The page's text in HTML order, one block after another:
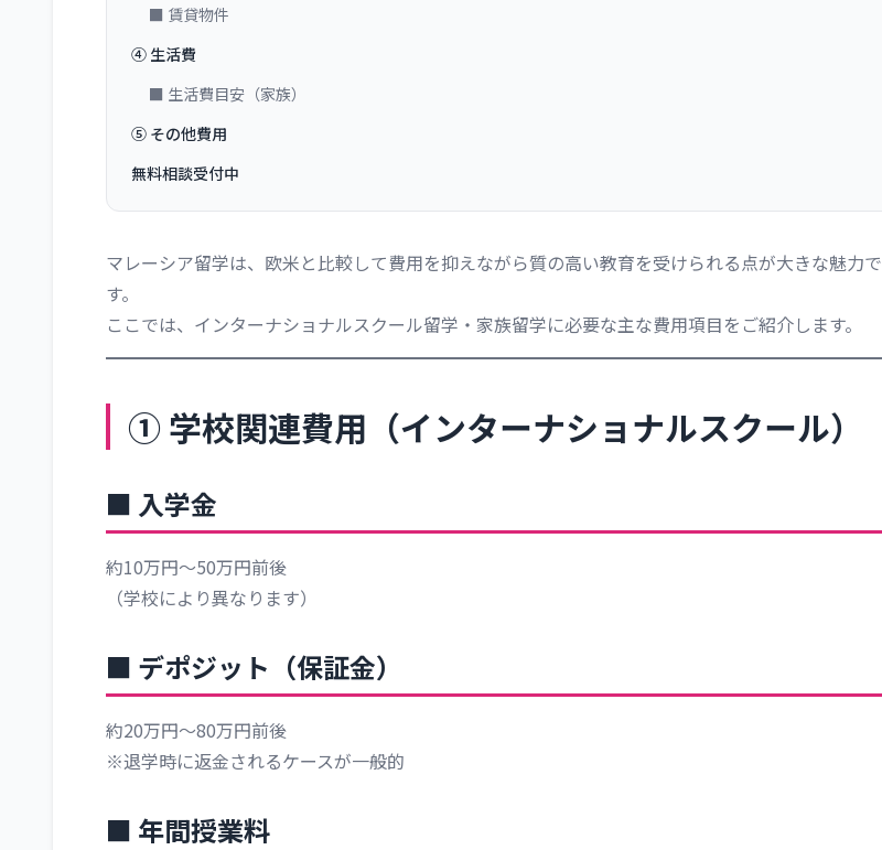
■ 賃貸物件
④ 生活費
■ 生活費目安（家族）
⑤ その他費用
無料相談受付中
マレーシア留学は、欧米と比較して費用を抑えながら質の高い教育を受けられる点が大きな魅力で
す。
ここでは、インターナショナルスクール留学・家族留学に必要な主な費用項目をご紹介します。
① 学校関連費用（インターナショナルスクール）
■ 入学金
約10万円～50万円前後
（学校により異なります）
■ デポジット（保証金）
約20万円～80万円前後
※退学時に返金されるケースが一般的
■ 年間授業料